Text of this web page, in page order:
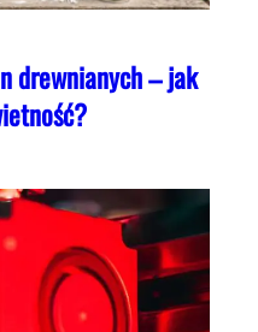
drewnianych – jak